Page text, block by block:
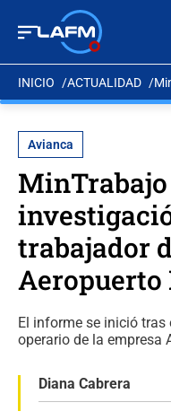
INICIO ACTUALIDAD
Avianca
trabajador
Aeropuerto
El informe se inició
operario de la empresa
Diana Cabrera